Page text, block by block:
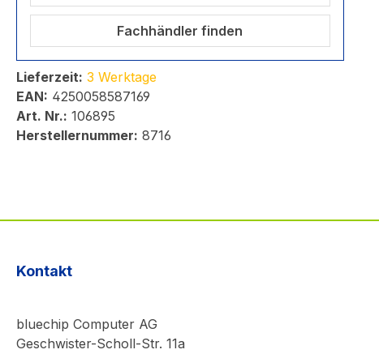
Fachhändler finden
Lieferzeit: 3 Werktage
EAN: 4250058587169
Art. Nr.: 106895
Herstellernummer: 8716
Kontakt
bluechip Computer AG
Geschwister-Scholl-Str. 11a